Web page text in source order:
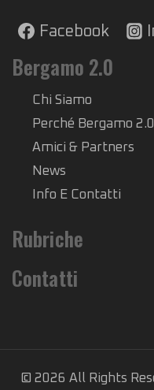
Facebook
Bergamo 2.0
Chi Siamo
Perché Bergamo 2.0
Amici & Partners
News
Info E Contatti
Rubriche
Contatti
© 2026 All Rights